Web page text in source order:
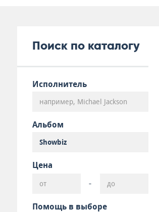
Поиск по каталогу
Исполнитель
Альбом
Цена
-
Помощь в выборе